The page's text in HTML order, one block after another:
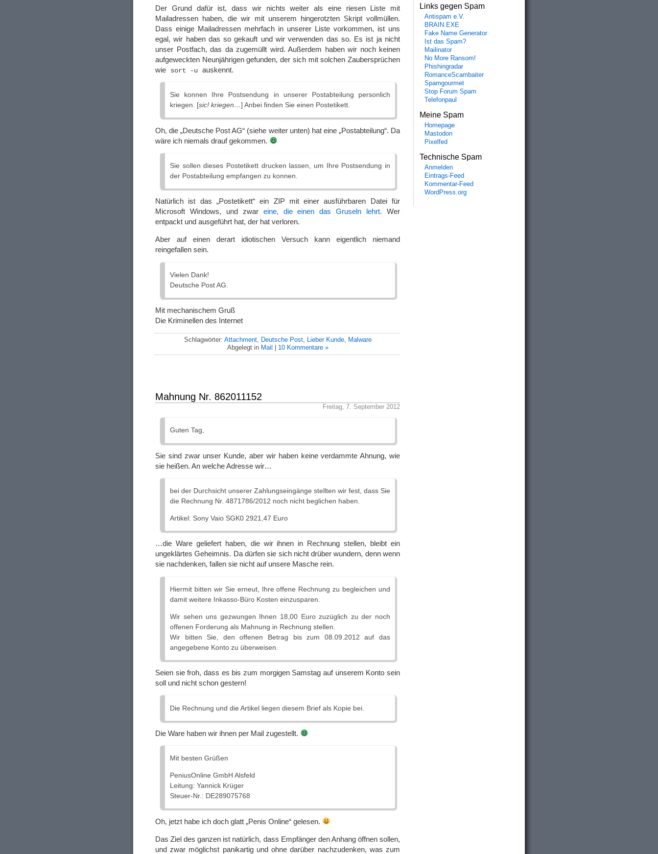
Der Grund dafür ist, dass wir nichts weiter als eine riesen Liste mit
Mailadressen haben, die wir mit unserem hingerotzten Skript vollmüllen.
Dass einige Mailadressen mehrfach in unserer Liste vorkommen, ist uns
egal, wir haben das so gekauft und wir verwenden das so. Es ist ja nicht
unser Postfach, das da zugemüllt wird. Außerdem haben wir noch keinen
aufgeweckten Neunjährigen gefunden, der sich mit solchen Zaubersprüchen
wie
sort -u auskennt.
Sie konnen Ihre Postsendung in unserer Postabteilung personlich
kriegen. [sic! kriegen…] Anbei finden Sie einen Postetikett.
Oh, die „Deutsche Post AG“ (siehe weiter unten) hat eine „Postabteilung“. Da
wäre ich niemals drauf gekommen.
Sie sollen dieses Postetikett drucken lassen, um Ihre Postsendung in
der Postabteilung empfangen zu konnen.
Natürlich ist das „Postetikett“ ein ZIP mit einer ausführbaren Datei für
Microsoft Windows, und zwar eine, die einen das Gruseln lehrt. Wer
entpackt und ausgeführt hat, der hat verloren.
Aber auf einen derart idiotischen Versuch kann eigentlich niemand
reingefallen sein.
Vielen Dank!
Deutsche Post AG.
Mit mechanischem Gruß
Die Kriminellen des Internet
Schlagwörter: Attachment, Deutsche Post, Lieber Kunde, Malware
Abgelegt in Mail 10 Kommentare »
Mahnung Nr. 862011152
Freitag, 7. September 2012
Guten Tag,
Sie sind zwar unser Kunde, aber wir haben keine verdammte Ahnung, wie
sie heißen. An welche Adresse wir…
bei der Durchsicht unserer Zahlungseingänge stellten wir fest, dass Sie
die Rechnung Nr. 4871786/2012 noch nicht beglichen haben.
Artikel: Sony Vaio SGK0 2921,47 Euro
…die Ware geliefert haben, die wir ihnen in Rechnung stellen, bleibt ein
ungeklärtes Geheimnis. Da dürfen sie sich nicht drüber wundern, denn wenn
sie nachdenken, fallen sie nicht auf unsere Masche rein.
Hiermit bitten wir Sie erneut, Ihre offene Rechnung zu begleichen und
damit weitere Inkasso-Büro Kosten einzusparen.
Wir sehen uns gezwungen Ihnen 18,00 Euro zuzüglich zu der noch
offenen Forderung als Mahnung in Rechnung stellen.
Wir bitten Sie, den offenen Betrag bis zum 08.09.2012 auf das
angegebene Konto zu überweisen.
Seien sie froh, dass es bis zum morgigen Samstag auf unserem Konto sein
soll und nicht schon gestern!
Die Rechnung und die Artikel liegen diesem Brief als Kopie bei.
Die Ware haben wir ihnen per Mail zugestellt.
Mit besten Grüßen
PeniusOnline GmbH Alsfeld
Leitung: Yannick Krüger
Steuer-Nr.: DE289075768
Oh, jetzt habe ich doch glatt „Penis Online“ gelesen.
Das Ziel des ganzen ist natürlich, dass Empfänger den Anhang öffnen sollen,
und zwar möglichst panikartig und ohne darüber nachzudenken, was zum
Links gegen Spam
Antispam e.V.
BRAIN.EXE
Fake Name Generator
Ist das Spam?
Mailinator
No More Ransom!
Phishingradar
RomanceScambaiter
Spamgourmet
Stop Forum Spam
Telefonpaul
Meine Spam
Homepage
Mastodon
Pixelfed
Technische Spam
Anmelden
Eintrags-Feed
Kommentar-Feed
WordPress.org